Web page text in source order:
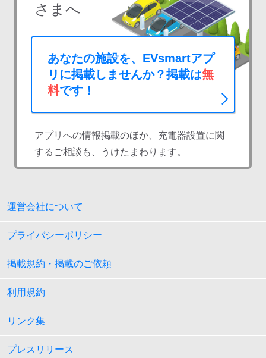
さまへ
あなたの施設を、EVsmartアプ
リに掲載しませんか？掲載は無
料です！
アプリへの情報掲載のほか、充電器設置に関
するご相談も、うけたまわります。
運営会社について
プライバシーポリシー
掲載規約・掲載のご依頼
利用規約
リンク集
プレスリリース